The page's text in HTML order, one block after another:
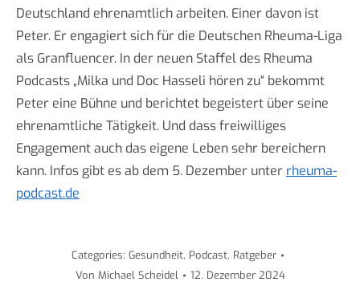
Deutschland ehrenamtlich arbeiten. Einer davon ist
Peter. Er engagiert sich für die Deutschen Rheuma-Liga
als Granfluencer. In der neuen Staffel des Rheuma
Podcasts „Milka und Doc Hasseli hören zu“ bekommt
Peter eine Bühne und berichtet begeistert über seine
ehrenamtliche Tätigkeit. Und dass freiwilliges
Engagement auch das eigene Leben sehr bereichern
kann. Infos gibt es ab dem 5. Dezember unter rheuma-
podcast.de
Categories: Gesundheit, Podcast, Ratgeber
Von Michael Scheidel 12. Dezember 2024